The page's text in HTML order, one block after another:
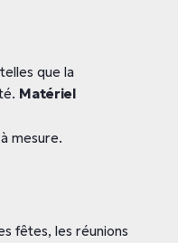
que la
Matériel
mesure.
fêtes, les réunions